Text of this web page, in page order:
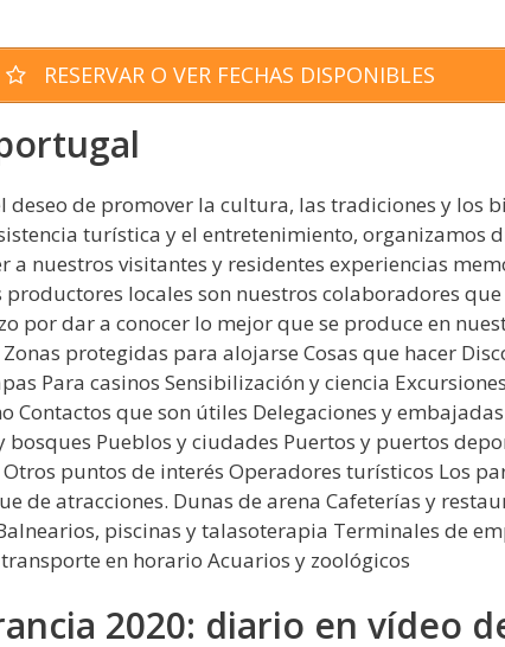
RESERVAR O VER FECHAS DISPONIBLES
deseo de promover la cultura, las tradiciones y los
turística y el entretenimiento, organizamos
a nuestros visitantes y residentes experiencias
locales son nuestros colaboradores que
por dar a conocer lo mejor que se produce en
protegidas para alojarse Cosas que hacer
Para casinos Sensibilización y ciencia
Contactos que son útiles Delegaciones y
bosques Pueblos y ciudades Puertos y puertos
puntos de interés Operadores turísticos Los
de atracciones. Dunas de arena Cafeterías y
piscinas y talasoterapia Terminales de
en horario Acuarios y zoológicos
2020: diario en vídeo